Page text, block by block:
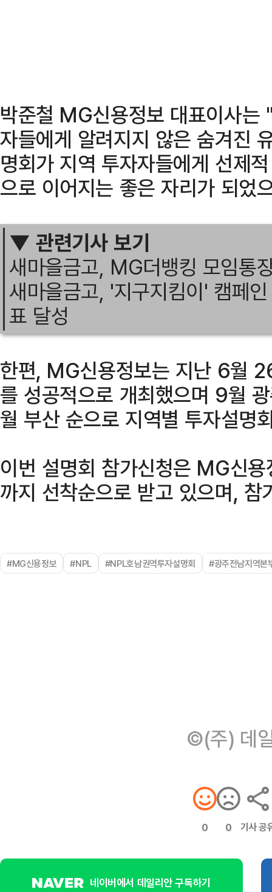
박준철 MG신용정보 대표이사는
자들에게 알려지지 않은 숨겨진
명회가 지역 투자자들에게 선제
으로 이어지는 좋은 자리가 되었
▼ 관련기사 보기
새마을금고, MG더뱅킹 모임통
새마을금고, '지구지킴이' 캠페
표 달성
한편, MG신용정보는 지난 6월
를 성공적으로 개최했으며 9월
월 부산 순으로 지역별 투자설명
이번 설명회 참가신청은 MG신
까지 선착순으로 받고 있으며, 참
#MG신용정보 #NPL #NPL호남권역투자설명회 #광주전남지역본
©(주) 데
0 0 기사 공
네이버에서 데일리안 구독하기